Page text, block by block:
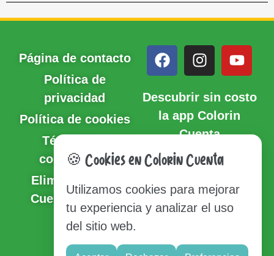
Página de contacto
Política de
privacidad
Política de cookies
Términos y
condiciones
Eliminación de
Cuenta y Datos
Descubrir sin costo
la app Colorin
Cuenta
🍪 Cookies en Colorin Cuenta
Utilizamos cookies para mejorar
tu experiencia y analizar el uso
del sitio web.